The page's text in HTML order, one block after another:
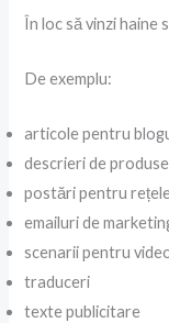
În loc să vinzi haine
De exemplu:
articole pentru
descrieri de produse
postări pentru
emailuri de
scenarii pentru
traduceri
texte publicitare